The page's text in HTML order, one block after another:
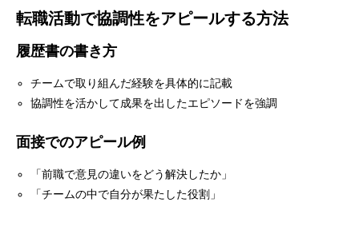
会社を知る COMPANY
仕事を知る
採用を知る
転職活動で協調性をアピールする方法
履歴書の書き方
チームで取り組んだ経験を具体的に記載
協調性を活かして成果を出したエピソードを強調
面接でのアピール例
「前職で意見の違いをどう解決したか」
「チームの中で自分が果たした役割」